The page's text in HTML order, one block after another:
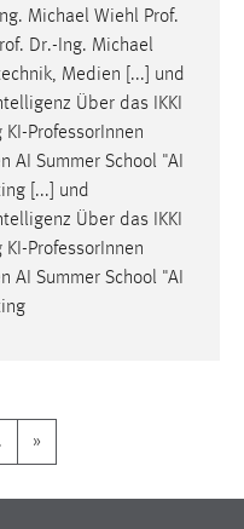
Michael Wiehl Prof.
Dr.-Ing. Michael
Medien [...] und
Über das IKKI
KI-ProfessorInnen
AI Summer School "AI
[...] und
Über das IKKI
KI-ProfessorInnen
AI Summer School "AI
»